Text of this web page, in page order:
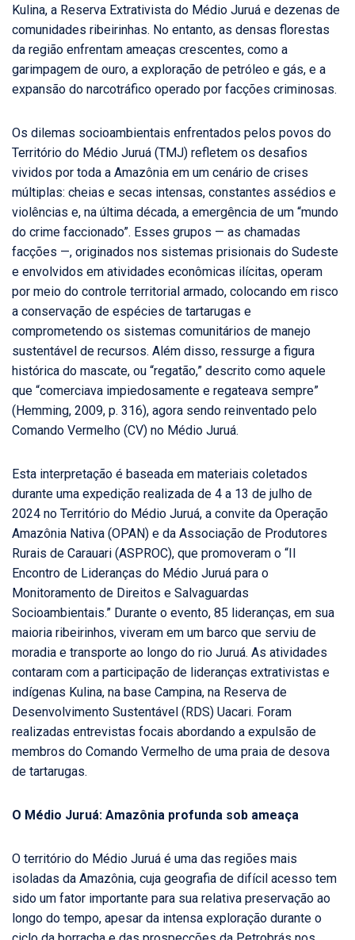
Kulina, a Reserva Extrativista do Médio Juruá e dezenas de
comunidades ribeirinhas. No entanto, as densas florestas
da região enfrentam ameaças crescentes, como a
garimpagem de ouro, a exploração de petróleo e gás, e a
expansão do narcotráfico operado por facções criminosas.
Os dilemas socioambientais enfrentados pelos povos do
Território do Médio Juruá (TMJ) refletem os desafios
vividos por toda a Amazônia em um cenário de crises
múltiplas: cheias e secas intensas, constantes assédios e
violências e, na última década, a emergência de um “mundo
do crime faccionado”. Esses grupos — as chamadas
facções —, originados nos sistemas prisionais do Sudeste
e envolvidos em atividades econômicas ilícitas, operam
por meio do controle territorial armado, colocando em risco
a conservação de espécies de tartarugas e
comprometendo os sistemas comunitários de manejo
sustentável de recursos. Além disso, ressurge a figura
histórica do mascate, ou “regatão,” descrito como aquele
que “comerciava impiedosamente e regateava sempre”
(Hemming, 2009, p. 316), agora sendo reinventado pelo
Comando Vermelho (CV) no Médio Juruá.
Esta interpretação é baseada em materiais coletados
durante uma expedição realizada de 4 a 13 de julho de
2024 no Território do Médio Juruá, a convite da Operação
Amazônia Nativa (OPAN) e da Associação de Produtores
Rurais de Carauari (ASPROC), que promoveram o “II
Encontro de Lideranças do Médio Juruá para o
Monitoramento de Direitos e Salvaguardas
Socioambientais.” Durante o evento, 85 lideranças, em sua
maioria ribeirinhos, viveram em um barco que serviu de
moradia e transporte ao longo do rio Juruá. As atividades
contaram com a participação de lideranças extrativistas e
indígenas Kulina, na base Campina, na Reserva de
Desenvolvimento Sustentável (RDS) Uacari. Foram
realizadas entrevistas focais abordando a expulsão de
membros do Comando Vermelho de uma praia de desova
de tartarugas.
O Médio Juruá: Amazônia profunda sob ameaça
O território do Médio Juruá é uma das regiões mais
isoladas da Amazônia, cuja geografia de difícil acesso tem
sido um fator importante para sua relativa preservação ao
longo do tempo, apesar da intensa exploração durante o